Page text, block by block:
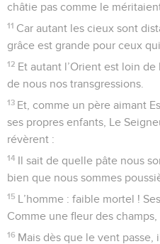
châtie pas comme le
11 Car autant les cieux sont
grâce est grande pour ceux
12 Et autant l’Orient est loin
de nous nos transgressions.
13 Et, comme un père aimant
ses propres enfants, Le
révèrent :
14 Il sait de quelle pâte nous
bien que nous sommes
15 L’homme : faible mortel !
Comme une fleur des
16 Mais dès que le vent passe,